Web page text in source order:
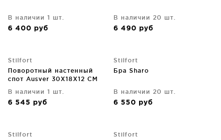
В наличии 1 шт.
6 400 руб
В наличии 20 шт.
6 490 руб
Stilfort
Поворотный настенный
спот Ausver 30X18X12 CM
В наличии 1 шт.
6 545 руб
Stilfort
Бра Sharo
В наличии 20 шт.
6 550 руб
Stilfort
Stilfort